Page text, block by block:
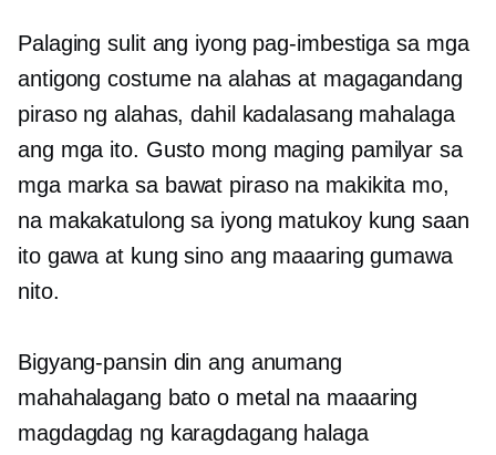
Palaging sulit ang iyong pag-imbestiga sa mga
antigong costume na alahas at magagandang
piraso ng alahas, dahil kadalasang mahalaga
ang mga ito. Gusto mong maging pamilyar sa
mga marka sa bawat piraso na makikita mo,
na makakatulong sa iyong matukoy kung saan
ito gawa at kung sino ang maaaring gumawa
nito.
Bigyang-pansin din ang anumang
mahahalagang bato o metal na maaaring
magdagdag ng karagdagang halaga